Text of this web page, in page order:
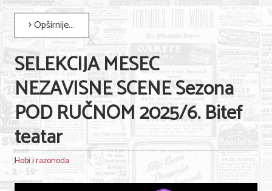
Opširnije...
SELEKCIJA MESEC
NEZAVISNE SCENE Sezona
POD RUČNOM 2025/6. Bitef
teatar
Hobi i razonoda